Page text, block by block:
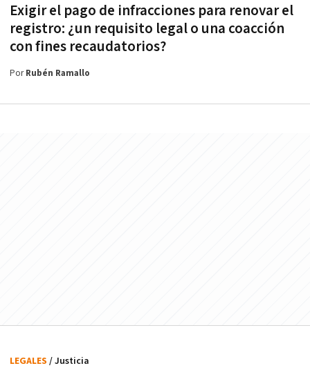
Exigir el pago de infracciones para renovar el
registro: ¿un requisito legal o una coacción
con fines recaudatorios?
PorRubén Ramallo
LEGALES / Justicia